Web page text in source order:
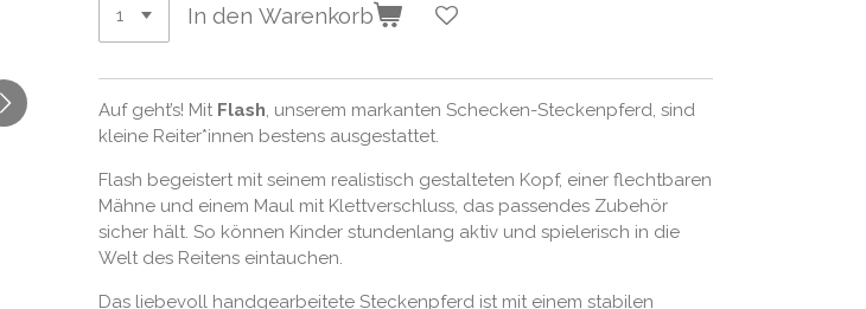
In den Warenkorb
Auf geht’s! Mit Flash, unserem markanten Schecken-Steckenpferd, sind
kleine Reiter*innen bestens ausgestattet.
Flash begeistert mit seinem realistisch gestalteten Kopf, einer flechtbaren
Mähne und einem Maul mit Klettverschluss, das passendes Zubehör
sicher hält. So können Kinder stundenlang aktiv und spielerisch in die
Welt des Reitens eintauchen.
Das liebevoll handgearbeitete Steckenpferd ist mit einem stabilen